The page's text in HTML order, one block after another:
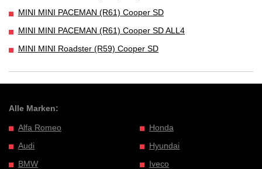
MINI MINI PACEMAN (R61) Cooper SD
MINI MINI PACEMAN (R61) Cooper SD ALL4
MINI MINI Roadster (R59) Cooper SD
Alle Marken:
Alfa Romeo
Audi
BMW
Honda
Hyundai
Iveco